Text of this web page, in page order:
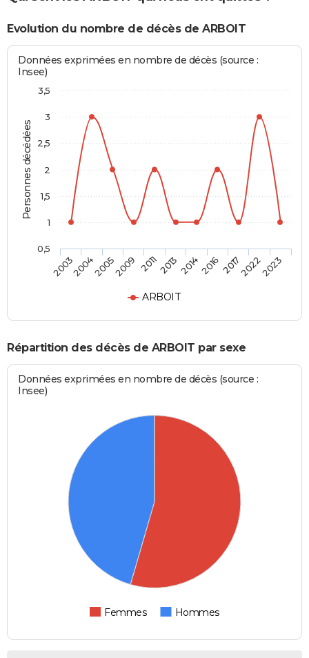
Evolution du nombre de décès de ARBOIT
Personnes décédées
Données exprimées en nombre de décès (source :
Insee)
ARBOIT
2003200420052009 2011201320142016201720222023
0,5
1
1,5
2
2,5
3
3,5
Répartition des décès de ARBOIT par sexe
Données exprimées en nombre de décès (source :
Insee)
Femmes Hommes